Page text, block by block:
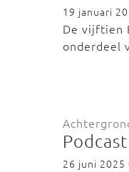
19 januari
De vijftien
onderdeel
26 juni